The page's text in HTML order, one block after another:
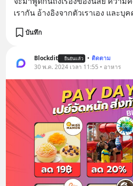
เรากัน อ้างอิงจากตัวเราเอง และบุ
บันทึก
Blockdit ยืนยันแล้ว • ติดตาม
30 พ.ค. 2024 เวลา 11:55 • อาหาร